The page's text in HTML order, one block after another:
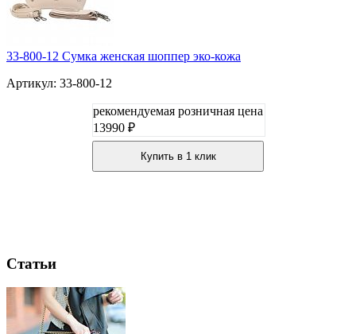
33-800-12 Сумка женская шоппер эко-кожа
Артикул: 33-800-12
рекомендуемая розничная цена
13990 ₽
Купить в 1 клик
Статьи